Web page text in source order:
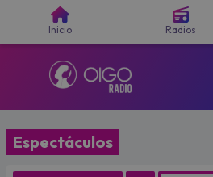
Inicio Radios
Espectáculos